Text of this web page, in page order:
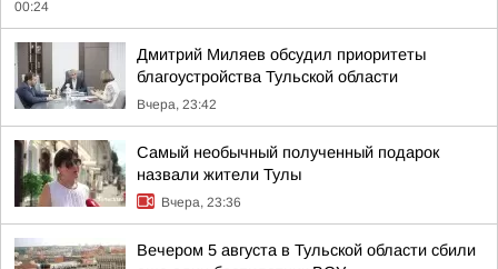
00:24
Дмитрий Миляев обсудил приоритеты
благоустройства Тульской области
Вчера, 23:42
Самый необычный полученный подарок
назвали жители Тулы
Вчера, 23:36
Вечером 5 августа в Тульской области сбили